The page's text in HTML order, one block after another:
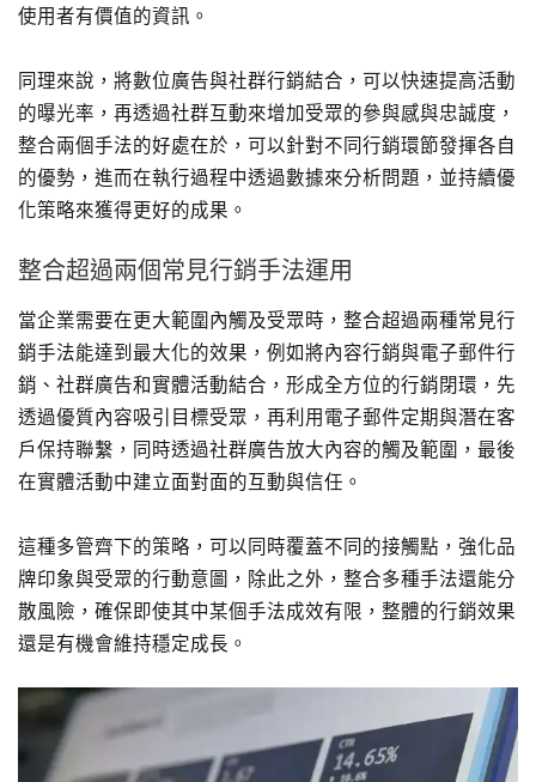
使用者有價值的資訊。
同理來說，將數位廣告與社群行銷結合，可以快速提高活動
的曝光率，再透過社群互動來增加受眾的參與感與忠誠度，
整合兩個手法的好處在於，可以針對不同行銷環節發揮各自
的優勢，進而在執行過程中透過數據來分析問題，並持續優
化策略來獲得更好的成果。
整合超過兩個常見行銷手法運用
當企業需要在更大範圍內觸及受眾時，整合超過兩種常見行
銷手法能達到最大化的效果，例如將內容行銷與電子郵件行
銷、社群廣告和實體活動結合，形成全方位的行銷閉環，先
透過優質內容吸引目標受眾，再利用電子郵件定期與潛在客
戶保持聯繫，同時透過社群廣告放大內容的觸及範圍，最後
在實體活動中建立面對面的互動與信任。
這種多管齊下的策略，可以同時覆蓋不同的接觸點，強化品
牌印象與受眾的行動意圖，除此之外，整合多種手法還能分
散風險，確保即使其中某個手法成效有限，整體的行銷效果
還是有機會維持穩定成長。